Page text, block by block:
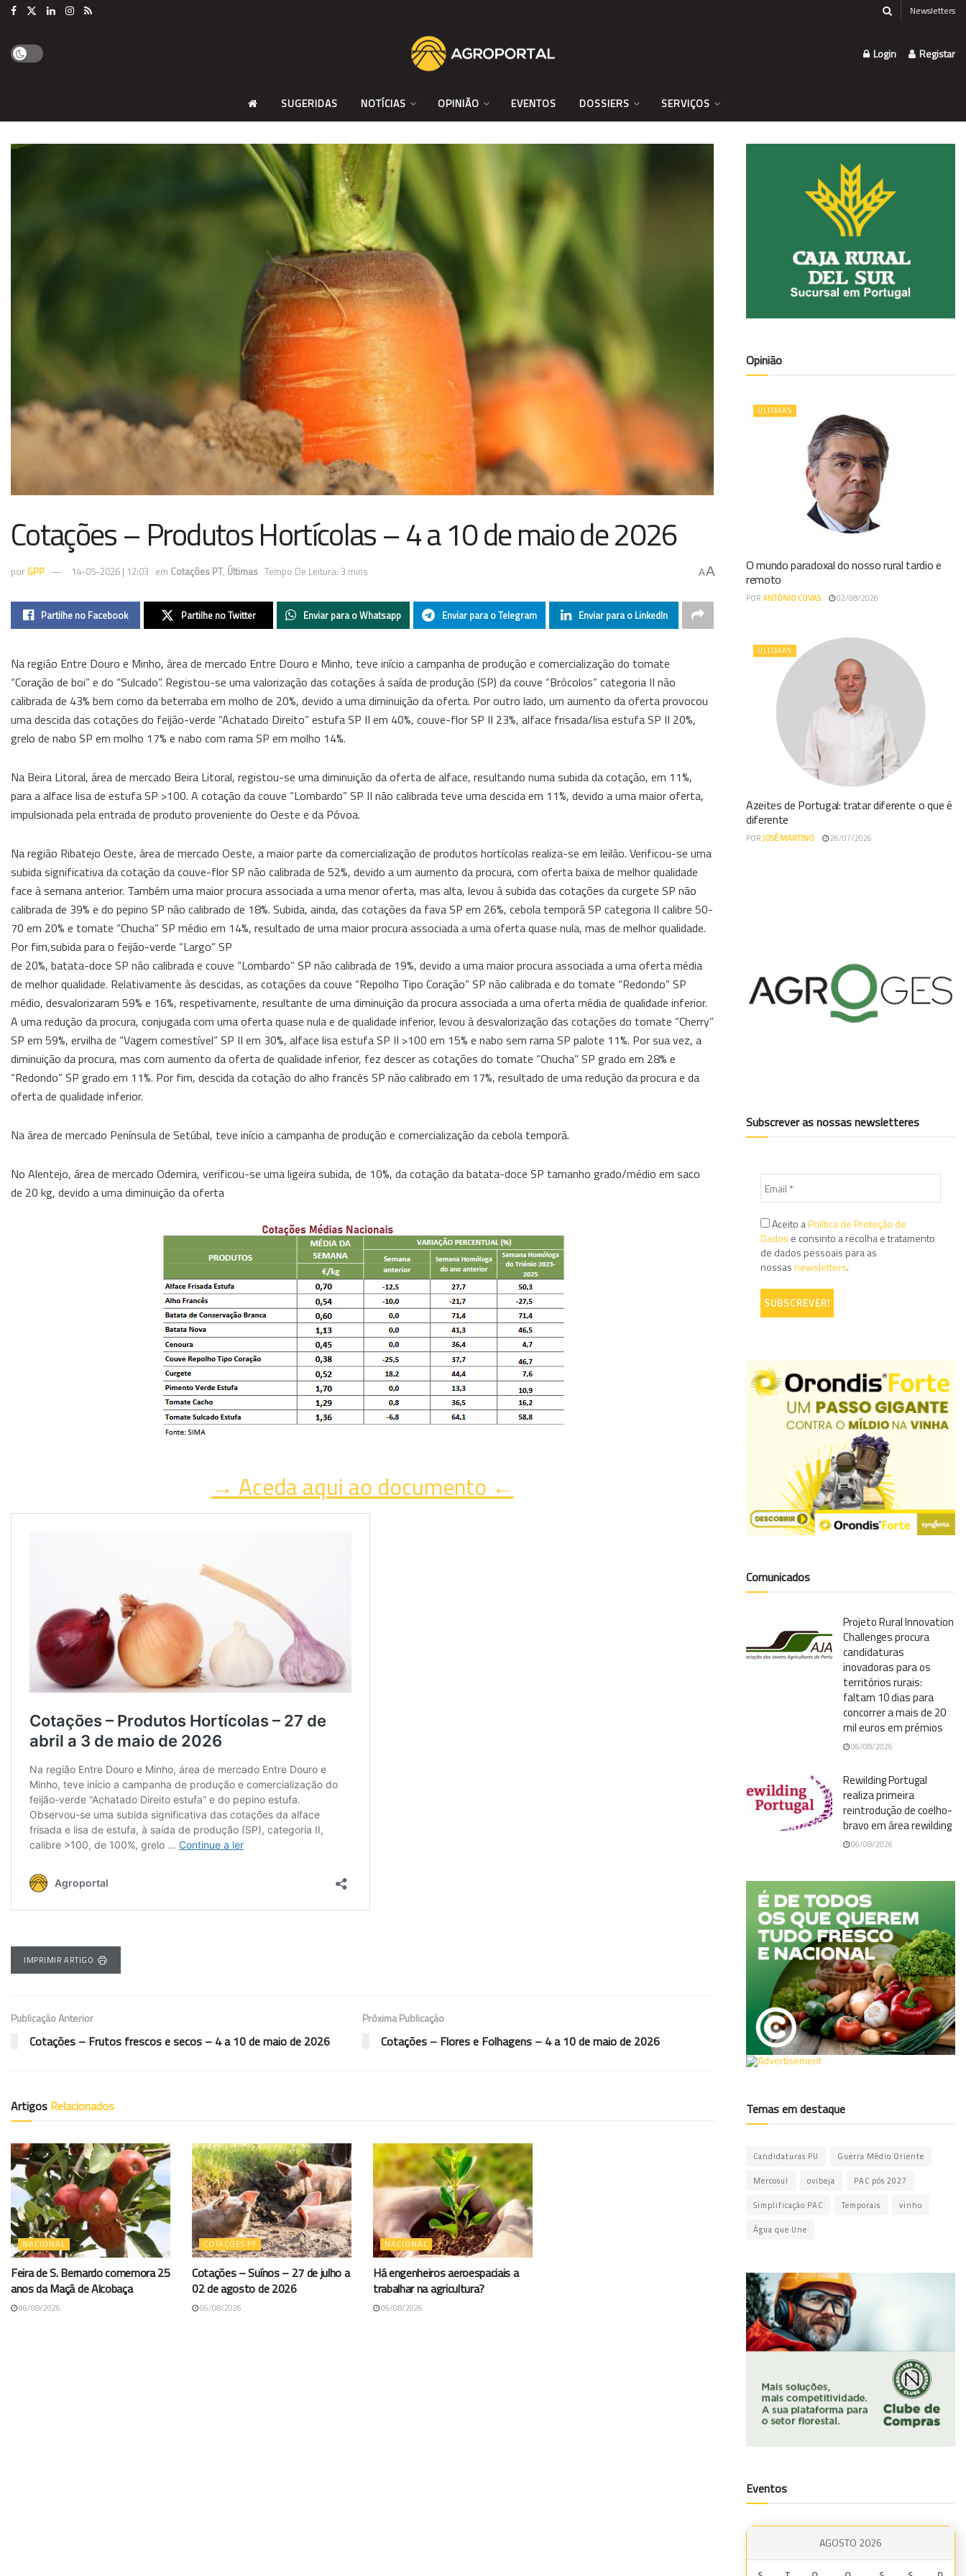
Newsletters
Login Registar
SUGERIDAS NOTÍCIAS OPINIÃO EVENTOS DOSSIERS SERVIÇOS
Cotações – Produtos Hortícolas – 4 a 10 de maio de 2026
por GPP 14-05-2026 | 12:03 em Cotações PT, Últimas Tempo De Leitura: 3 mins AA
Partilhe no Facebook Partilhe no Twitter Enviar para o Whatsapp Enviar para o Telegram Enviar para o LinkedIn
Na região Entre Douro e Minho, área de mercado Entre Douro e Minho, teve início a campanha de produção e comercialização do tomate
“Coração de boi” e do “Sulcado”. Registou-se uma valorização das cotações à saída de produção (SP) da couve “Brócolos” categoria II não
calibrada de 43% bem como da beterraba em molho de 20%, devido a uma diminuição da oferta. Por outro lado, um aumento da oferta provocou
uma descida das cotações do feijão-verde “Achatado Direito” estufa SP II em 40%, couve-flor SP II 23%, alface frisada/lisa estufa SP II 20%,
grelo de nabo SP em molho 17% e nabo com rama SP em molho 14%.
Na Beira Litoral, área de mercado Beira Litoral, registou-se uma diminuição da oferta de alface, resultando numa subida da cotação, em 11%,
para a alface lisa de estufa SP >100. A cotação da couve “Lombardo” SP II não calibrada teve uma descida em 11%, devido a uma maior oferta,
impulsionada pela entrada de produto proveniente do Oeste e da Póvoa.
Na região Ribatejo Oeste, área de mercado Oeste, a maior parte da comercialização de produtos hortícolas realiza-se em leilão. Verificou-se uma
subida significativa da cotação da couve-flor SP não calibrada de 52%, devido a um aumento da procura, com oferta baixa de melhor qualidade
face à semana anterior. Também uma maior procura associada a uma menor oferta, mas alta, levou à subida das cotações da curgete SP não
calibrada de 39% e do pepino SP não calibrado de 18%. Subida, ainda, das cotações da fava SP em 26%, cebola temporã SP categoria II calibre 50-
70 em 20% e tomate “Chucha” SP médio em 14%, resultado de uma maior procura associada a uma oferta quase nula, mas de melhor qualidade.
Por fim,subida para o feijão-verde “Largo” SP
de 20%, batata-doce SP não calibrada e couve “Lombardo” SP não calibrada de 19%, devido a uma maior procura associada a uma oferta média
de melhor qualidade. Relativamente às descidas, as cotações da couve “Repolho Tipo Coração” SP não calibrada e do tomate “Redondo” SP
médio, desvalorizaram 59% e 16%, respetivamente, resultante de uma diminuição da procura associada a uma oferta média de qualidade inferior.
A uma redução da procura, conjugada com uma oferta quase nula e de qualidade inferior, levou à desvalorização das cotações do tomate “Cherry”
SP em 59%, ervilha de “Vagem comestível” SP II em 30%, alface lisa estufa SP II >100 em 15% e nabo sem rama SP palote 11%. Por sua vez, a
diminuição da procura, mas com aumento da oferta de qualidade inferior, fez descer as cotações do tomate “Chucha” SP grado em 28% e
“Redondo” SP grado em 11%. Por fim, descida da cotação do alho francês SP não calibrado em 17%, resultado de uma redução da procura e da
oferta de qualidade inferior.
Na área de mercado Península de Setúbal, teve início a campanha de produção e comercialização da cebola temporã.
No Alentejo, área de mercado Odemira, verificou-se uma ligeira subida, de 10%, da cotação da batata-doce SP tamanho grado/médio em saco
de 20 kg, devido a uma diminuição da oferta
→ Aceda aqui ao documento ←
IMPRIMIR ARTIGO
Publicação Anterior
Cotações – Frutos frescos e secos – 4 a 10 de maio de 2026
Próxima Publicação
Cotações – Flores e Folhagens – 4 a 10 de maio de 2026
Artigos Relacionados
NACIONAL
Feira de S. Bernardo comemora 25
anos da Maçã de Alcobaça
06/08/2026
COTAÇÕES PT
Cotações – Suínos – 27 de julho a
02 de agosto de 2026
06/08/2026
NACIONAL
Há engenheiros aeroespaciais a
trabalhar na agricultura?
06/08/2026
Opinião
ÚLTIMAS
O mundo paradoxal do nosso rural tardio e
remoto
PORANTÓNIO COVAS 02/08/2026
ÚLTIMAS
Azeites de Portugal: tratar diferente o que é
diferente
PORJOSÉ MARTINO 26/07/2026
Subscrever as nossas newsletteres
Aceito aPolítica de Proteção de
Dados e consinto a recolha e tratamento
de dados pessoais para as
nossasnewsletters.
Comunicados
Projeto Rural Innovation
Challenges procura
candidaturas
inovadoras para os
territórios rurais:
faltam 10 dias para
concorrer a mais de 20
mil euros em prémios
06/08/2026
Rewilding Portugal
realiza primeira
reintrodução de coelho-
bravo em área rewilding
06/08/2026
Temas em destaque
Candidaturas PU Guerra Médio Oriente
Mercosul ovibeja PAC pós 2027
Simplificação PAC Temporais vinho
Água que Une
Eventos
AGOSTO 2026